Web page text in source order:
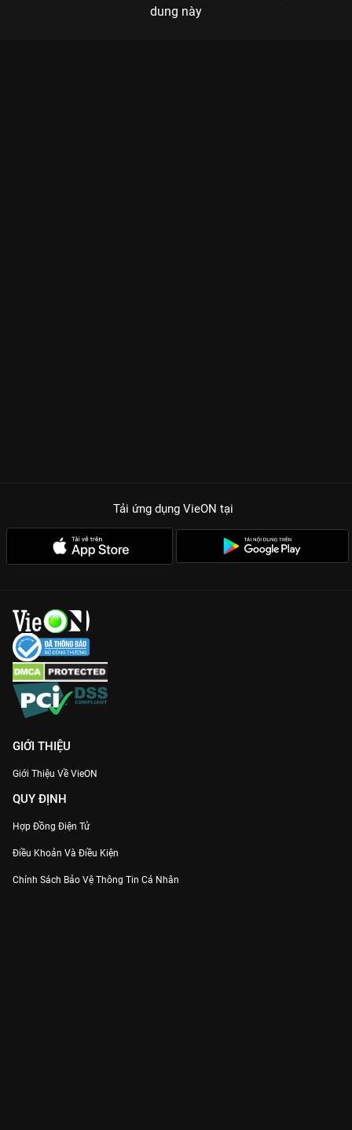
dung này
Tải ứng dụng VieON tại
GIỚI THIỆU
Giới Thiệu Về VieON
QUY ĐỊNH
Hợp Đồng Điện Tử
Điều Khoản Và Điều Kiện
Chính Sách Bảo Vệ Thông Tin Cá Nhân